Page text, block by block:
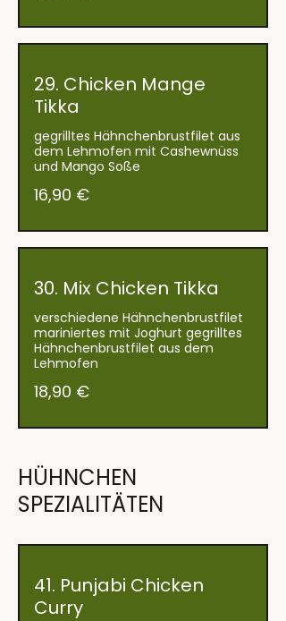
29. Chicken Mange
Tikka
gegrilltes Hähnchenbrustfilet aus
dem Lehmofen mit Cashewnüss
und Mango Soße
16,90 €
30. Mix Chicken Tikka
verschiedene Hähnchenbrustfilet
mariniertes mit Joghurt gegrilltes
Hähnchenbrustfilet aus dem
Lehmofen
18,90 €
HÜHNCHEN
SPEZIALITÄTEN
41. Punjabi Chicken
Curry